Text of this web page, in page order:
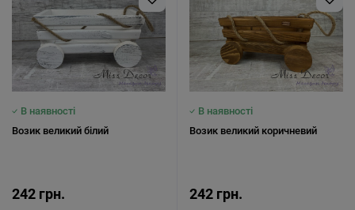
В наявності
Возик великий білий
242 грн.
В наявності
Возик великий коричневий
242 грн.